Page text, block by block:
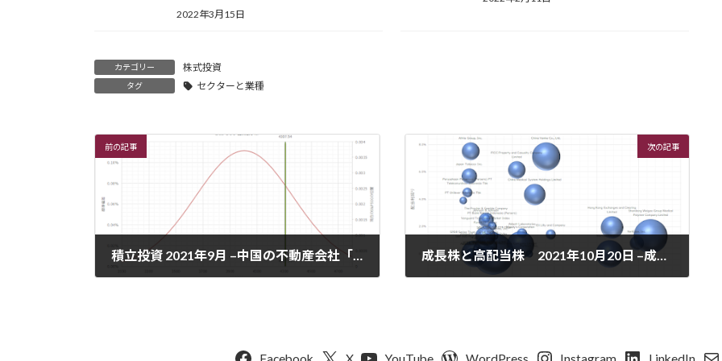
2022年3月15日
カテゴリー 株式投資
タグ セクターと業種
前の記事
積立投資 2021年9月 –中国の不動産会社「中国恒大集団」の巨額債務問題で、米国株も低迷。久々に割安方向に。
次の記事
成長株と高配当株 2021年10月20日 –成長株で何倍にもなっていた企業はやや下げました。これからの投資行動でリターンの効率も変わります。